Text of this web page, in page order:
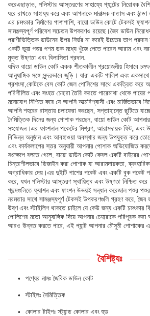
করেএছাড়াও, পলিস্টার আস্তরণের সাহায্যে প্যান্টের নিরোধক
ধরে রাখতে সাহায্য করে এবং আপনাকে মারাত্মক বাতাস এবং
এর চমৎকার নির্মাণের পাশাপাশি, বায়ো ডাউন কোটে টেকসই
সামঞ্জস্যপূর্ণ পরিবেশ সচেতন উপকরণও রয়েছে।জৈব ডাউন
প্রাণীভিত্তিক ডাউনের উপর নির্ভর না করেই উচ্চতর তাপ
একটি ভুয়া পশুর পশম ডক মধ্যে খুঁজে পেতে পারেন আরাম এবং
মুক্ত উষ্ণতা এবং বিলাসিতা প্রদান.
যদিও বায়ো ডাউন কোট একক শীতকালীন প্রয়োজনীয় হিসাবে
আনুষাঙ্গিক সঙ্গে সুন্দরভাবে জুড়ি। যারা একটি পালিশ এবং একসাথে
প্রশংসা,কোটকে বেস কোট জেল পোলিশের সাথে একত্রিত করে
পরিশীলিত এবং সংহত চেহারা তৈরি করতে পারেমাথা থেকে পায়ের
মনোযোগ নিশ্চিত করে যে আপনি আত্মবিশ্বাসী এবং মার্জিতভাবে
আপনি শহরের রাস্তায় চলাফেরা করছেন, সপ্তাহান্তে ছুটিতে
নৈমিত্তিক দিনের জন্য পোশাক পরছেন, বায়ো ডাউন কোট
সংযোজন।এর ফাংশনাল পকেটের মিশ্রণ, আরামদায়ক ফিট, এবং
বিভিন্ন অনুষ্ঠান এবং আবহাওয়া অবস্থার জন্য উপযুক্ত করে
এবং কার্যকলাপের স্তর অনুযায়ী আপনার পোশাক অভিযোজিত
সংক্ষেপে বলতে গেলে, বায়ো ডাউন কোট কেবল একটি বাইরের
চিন্তাশীলভাবে ডিজাইন করা পোশাক যা আরামদায়কতা,
অগ্রাধিকার দেয়।এর দুইটি পাশের পকেট এবং একটি বুক পকেট
করে, যখন পলিস্টার আস্তরণ স্থায়িত্ব এবং উষ্ণতা নিশ্চিত
পছন্দগুলিতে ফ্যাশন এবং ফাংশন উভয়ই সন্ধান করেজাল পশুর
নরমতার সাথে সামঞ্জস্যপূর্ণ টেকসই উপকরণগুলি গ্রহণ করে, জৈব
উষ্ণ এবং স্টাইলিশ থাকতে চাইলে যে কেউ জন্য একটি চমৎকার
পোলিশের মতো আনুষাঙ্গিক দিয়ে আপনার চেহারাকে পরিপূরক করা
আরও উন্নত করতে পারে, এই প্যান্ট আপনার মৌসুমী পোশাকের
বৈশিষ্ট্যঃ
পণ্যের নামঃ জৈবিক ডাউন কোট
স্টাইলঃ নৈমিত্তিক
কোলার টাইপঃ স্ট্যান্ড কোলার এবং হুড